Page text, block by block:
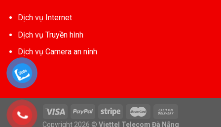
Dịch vụ Internet
Dịch vụ Truyền hình
Dịch vụ Camera an ninh
Copyright 2026 © Viettel Telecom Đà Nẵng